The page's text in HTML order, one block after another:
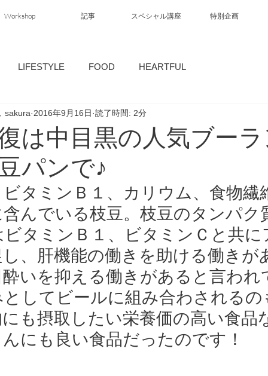
Workshop 記事 スペシャル講座 特別企画
LIFESTYLE FOOD HEARTFUL
は中目黒の人気ブー
パンで♪
sakura 2016年9月16日 読了時間: 2分
タミンＢ１、カリウム、食物繊
んでいる枝豆。枝豆のタンパク
タミンＢ１、ビタミンＣと共に
、肝機能の働きを助ける働きが
いを抑える働きがあると言われ
してビールに組み合わされるの
も摂取したい栄養価の高い食品
にも良い食品だったのです！